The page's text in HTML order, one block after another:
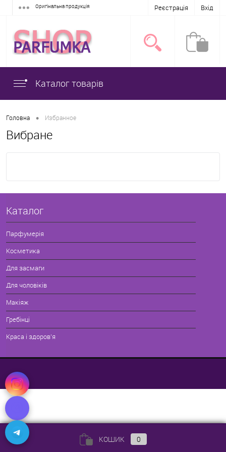
Оригінальна продукція Реєстрація Вхід
Каталог товарів
Головна • Избранное
Вибране
Каталог
Парфумерія
Косметика
Для засмаги
Для чоловіків
Макіяж
Гребінці
Краса і здоров'я
КОШИК 0